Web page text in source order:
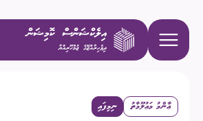
ޢާންމު މަޢުލޫމާތު ނިމިފައި